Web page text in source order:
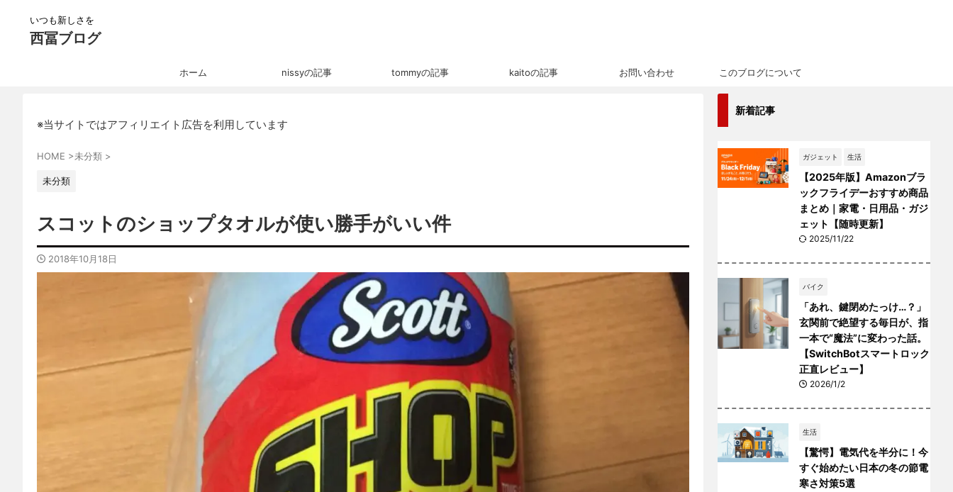
いつも新しさを
西冨ブログ
ホーム nissyの記事 tommyの記事 kaitoの記事 お問い合わせ このブログについて
※当サイトではアフィリエイト広告を利用しています
HOME >未分類 >
未分類
スコットのショップタオルが使い勝手がいい件
2018年10月18日
新着記事
ガジェット 生活
【2025年版】Amazonブラ
ックフライデーおすすめ商品
まとめ｜家電・日用品・ガジ
ェット【随時更新】
2025/11/22
バイク
「あれ、鍵閉めたっけ…？」
玄関前で絶望する毎日が、指
一本で“魔法”に変わった話。
【SwitchBotスマートロック
正直レビュー】
2026/1/2
生活
【驚愕】電気代を半分に！今
すぐ始めたい日本の冬の節電
寒さ対策5選